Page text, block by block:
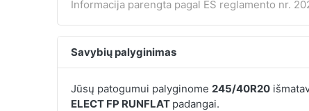
Informacija parengta pagal ES reglamento nr.
Savybių palyginimas
Jūsų patogumui palyginome 245/40R20
ELECT FP RUNFLAT padangai.